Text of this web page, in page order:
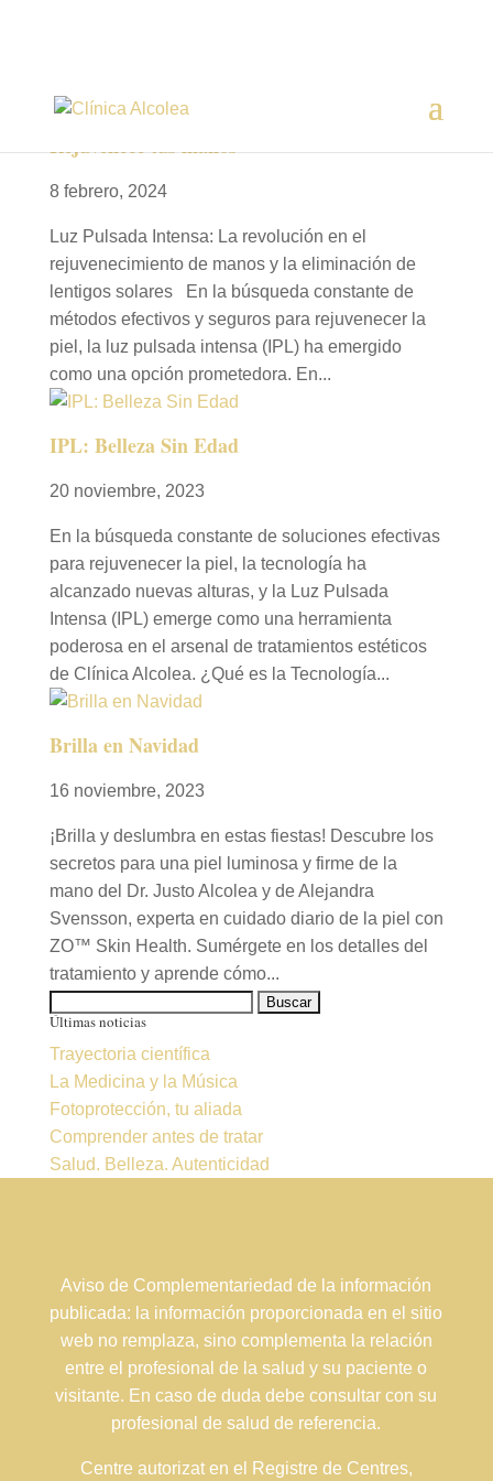
Rejuvenece tus manos
8 febrero, 2024
Luz Pulsada Intensa: La revolución en el
rejuvenecimiento de manos y la eliminación de
lentigos solares En la búsqueda constante de
métodos efectivos y seguros para rejuvenecer la
piel, la luz pulsada intensa (IPL) ha emergido
como una opción prometedora. En...
IPL: Belleza Sin Edad
20 noviembre, 2023
En la búsqueda constante de soluciones efectivas
para rejuvenecer la piel, la tecnología ha
alcanzado nuevas alturas, y la Luz Pulsada
Intensa (IPL) emerge como una herramienta
poderosa en el arsenal de tratamientos estéticos
de Clínica Alcolea. ¿Qué es la Tecnología...
Brilla en Navidad
16 noviembre, 2023
¡Brilla y deslumbra en estas fiestas! Descubre los
secretos para una piel luminosa y firme de la
mano del Dr. Justo Alcolea y de Alejandra
Svensson, experta en cuidado diario de la piel con
ZO™ Skin Health. Sumérgete en los detalles del
tratamiento y aprende cómo...
Últimas noticias
Trayectoria científica
La Medicina y la Música
Fotoprotección, tu aliada
Comprender antes de tratar
Salud. Belleza. Autenticidad
Aviso de Complementariedad de la información
publicada: la información proporcionada en el sitio
web no remplaza, sino complementa la relación
entre el profesional de la salud y su paciente o
visitante. En caso de duda debe consultar con su
profesional de salud de referencia.
Centre autorizat en el Registre de Centres,